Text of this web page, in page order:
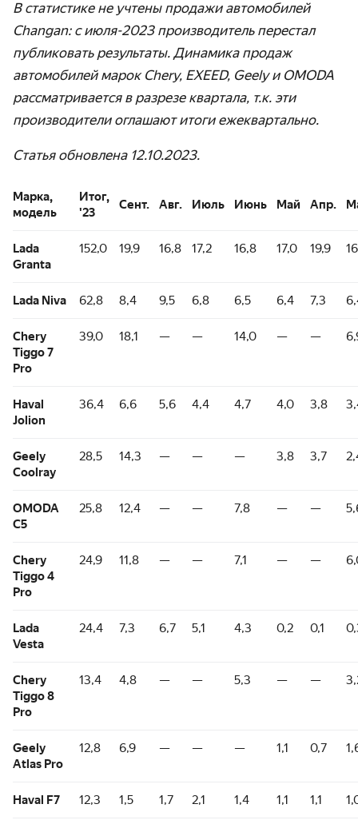
В статистике не учтены продажи автомобилей
Changan: с июля-2023 производитель перестал
публиковать результаты. Динамика продаж
автомобилей марок Chery, EXEED, Geely и OMODA
рассматривается в разрезе квартала, т.к. эти
производители оглашают итоги ежеквартально.
Статья обновлена 12.10.2023.
Марка,
модель
Итог,
'23
Сент. Авг. Июль Июнь Май Апр.
Lada
Granta
152,0 19,9 16,8 17,2 16,8 17,0 19,9
Lada Niva 62,8 8,4 9,5 6,8 6,5 6,4 7,3
Chery
Tiggo 7
Pro
39,0 18,1 — — 14,0 — —
Haval
Jolion
36,4 6,6 5,6 4,4 4,7 4,0 3,8
Geely
Coolray
28,5 14,3 — — — 3,8 3,7
OMODA
C5
25,8 12,4 — — 7,8 — —
Chery
Tiggo 4
Pro
24,9 11,8 — — 7,1 — —
Lada
Vesta
24,4 7,3 6,7 5,1 4,3 0,2 0,1
Chery
Tiggo 8
Pro
13,4 4,8 — — 5,3 — —
Geely
Atlas Pro
12,8 6,9 — — — 1,1 0,7
Haval F7 12,3 1,5 1,7 2,1 1,4 1,1 1,1